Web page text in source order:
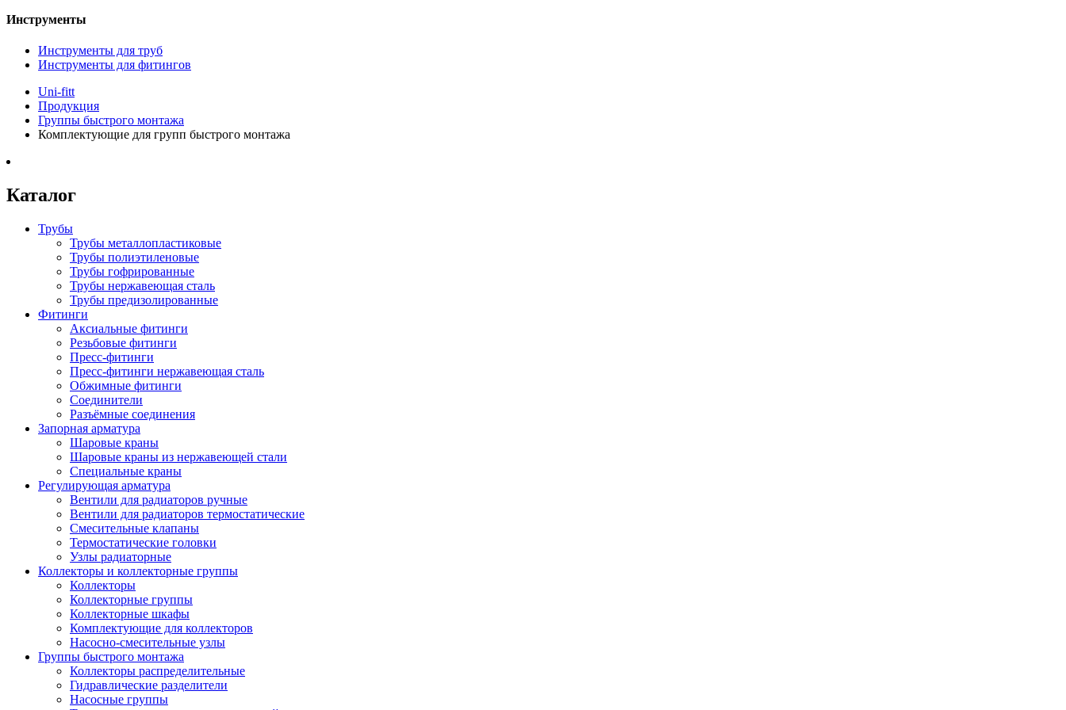
Инструменты
Инструменты для труб
Инструменты для фитингов
Uni-fitt
Продукция
Группы быстрого монтажа
Комплектующие для групп быстрого монтажа
Каталог
Трубы
Трубы металлопластиковые
Трубы полиэтиленовые
Трубы гофрированные
Трубы нержавеющая сталь
Трубы предизолированные
Фитинги
Аксиальные фитинги
Резьбовые фитинги
Пресс-фитинги
Пресс-фитинги нержавеющая сталь
Обжимные фитинги
Соединители
Разъёмные соединения
Запорная арматура
Шаровые краны
Шаровые краны из нержавеющей стали
Специальные краны
Регулирующая арматура
Вентили для радиаторов ручные
Вентили для радиаторов термостатические
Смесительные клапаны
Термостатические головки
Узлы радиаторные
Коллекторы и коллекторные группы
Коллекторы
Коллекторные группы
Коллекторные шкафы
Комплектующие для коллекторов
Насосно-смесительные узлы
Группы быстрого монтажа
Коллекторы распределительные
Гидравлические разделители
Насосные группы